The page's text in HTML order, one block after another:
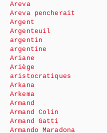
Areva
Areva pencherait
Argent
Argenteuil
argentin
argentine
Ariane
Ariège
aristocratiques
Arkana
Arkema
Armand
Armand Colin
Armand Gatti
Armando Maradona